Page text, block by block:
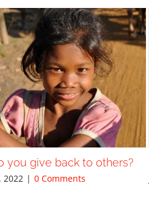
you give back to others?
2022 | 0 Comments